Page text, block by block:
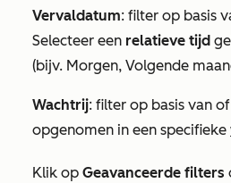
Vervaldatum: filter op basis
Selecteer een relatieve tijd
(bijv. Morgen, Volgende
Wachtrij: filter op basis van
opgenomen in een specifieke
Klik op Geavanceerde filters